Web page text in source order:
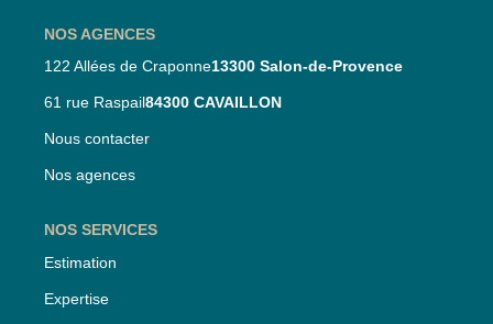
NOS AGENCES
122 Allées de Craponne13300 Salon-de-Provence
61 rue Raspail84300 CAVAILLON
Nous contacter
Nos agences
NOS SERVICES
Estimation
Expertise